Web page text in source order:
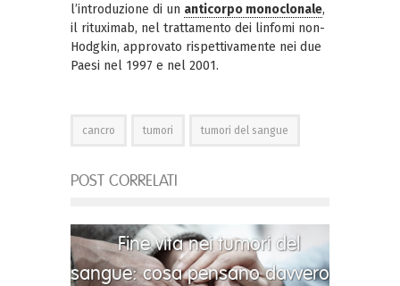
l’introduzione di un anticorpo monoclonale,
il rituximab, nel trattamento dei linfomi non-
Hodgkin, approvato rispettivamente nei due
Paesi nel 1997 e nel 2001.
cancro tumori tumori del sangue
POST CORRELATI
Fine vita nei tumori del
sangue: cosa pensano davvero